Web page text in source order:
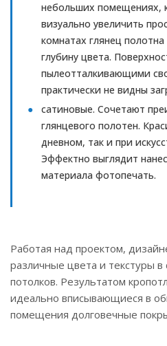
небольших помещениях,
визуально увеличить
комнатах глянец
глубину цвета.
пылеотталкивающими
практически не видны
сатиновые. Сочетают
глянцевого полотен.
дневном, так и при
Эффектно выглядит
материала фотопечать.
Работая над проектом,
различные цвета и текстуры
потолков. Результатом
идеально вписывающиеся в
помещения долговечные